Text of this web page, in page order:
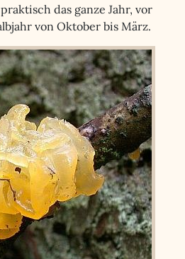
das ganze Jahr, vor
von Oktober bis März.